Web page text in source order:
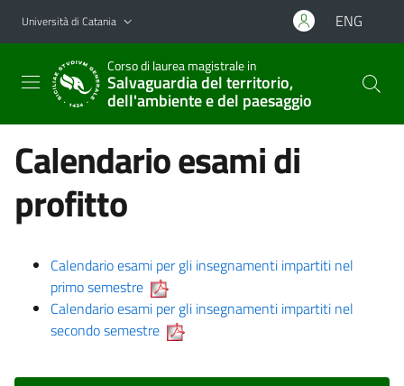
Vai al contenuto principale
Vai al menu di navigazione
Università di Catania ENG
Corso di laurea magistrale in
Salvaguardia del territorio,
dell'ambiente e del paesaggio
Calendario esami di
profitto
Calendario esami per gli insegnamenti impartiti nel
primo semestre
Calendario esami per gli insegnamenti impartiti nel
secondo semestre